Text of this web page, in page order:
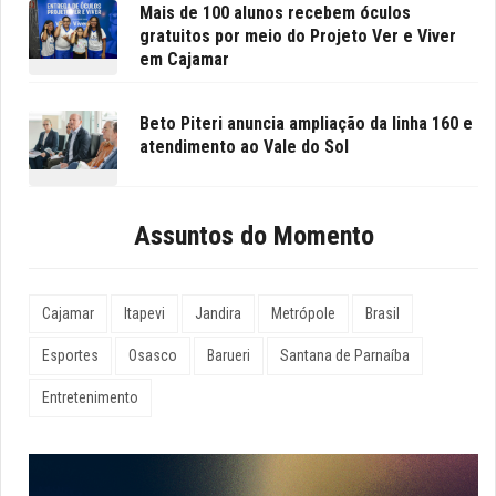
Mais de 100 alunos recebem óculos
gratuitos por meio do Projeto Ver e Viver
em Cajamar
Beto Piteri anuncia ampliação da linha 160 e
atendimento ao Vale do Sol
Assuntos do Momento
Cajamar Itapevi Jandira Metrópole Brasil
Esportes Osasco Barueri Santana de Parnaíba
Entretenimento